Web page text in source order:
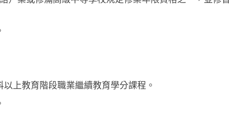
上教育階段職業繼續教育學分課程。